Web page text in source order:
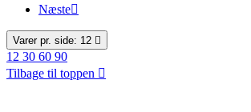
Næste
Varer pr. side: 12 
12 30 60 90
Tilbage til toppen 